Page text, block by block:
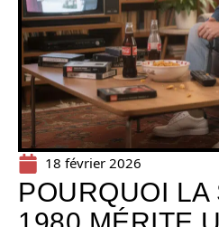
18 février 2026
POURQUOI LA